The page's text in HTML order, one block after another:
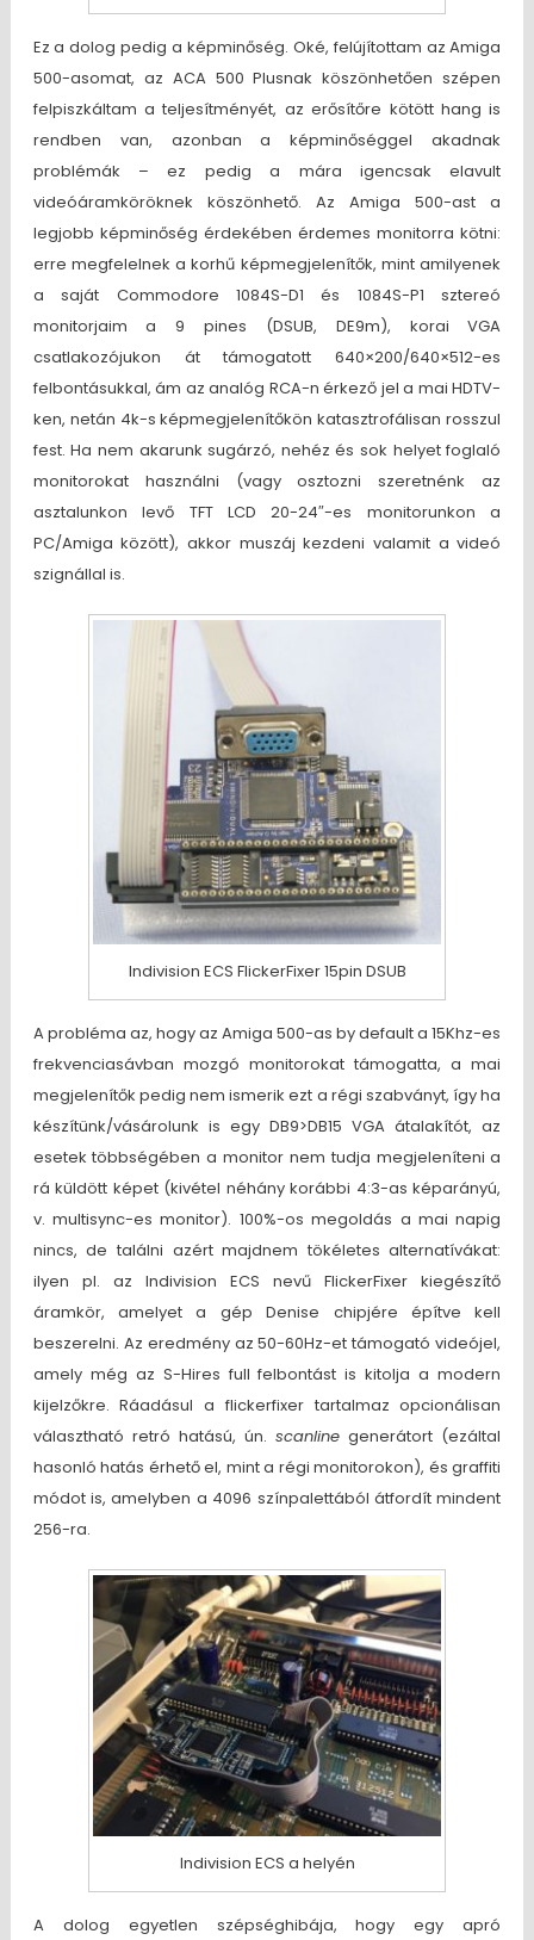
Ez a dolog pedig a képminőség. Oké, felújítottam az Amiga
500-asomat, az ACA 500 Plusnak köszönhetően szépen
felpiszkáltam a teljesítményét, az erősítőre kötött hang is
rendben van, azonban a képminőséggel akadnak
problémák – ez pedig a mára igencsak elavult
videóáramköröknek köszönhető. Az Amiga 500-ast a
legjobb képminőség érdekében érdemes monitorra kötni:
erre megfelelnek a korhű képmegjelenítők, mint amilyenek
a saját Commodore 1084S-D1 és 1084S-P1 sztereó
monitorjaim a 9 pines (DSUB, DE9m), korai VGA
csatlakozójukon át támogatott 640×200/640×512-es
felbontásukkal, ám az analóg RCA-n érkező jel a mai HDTV-
ken, netán 4k-s képmegjelenítőkön katasztrofálisan rosszul
fest. Ha nem akarunk sugárzó, nehéz és sok helyet foglaló
monitorokat használni (vagy osztozni szeretnénk az
asztalunkon levő TFT LCD 20-24″-es monitorunkon a
PC/Amiga között), akkor muszáj kezdeni valamit a videó
szignállal is.
Indivision ECS FlickerFixer 15pin DSUB
A probléma az, hogy az Amiga 500-as by default a 15Khz-es
frekvenciasávban mozgó monitorokat támogatta, a mai
megjelenítők pedig nem ismerik ezt a régi szabványt, így ha
készítünk/vásárolunk is egy DB9>DB15 VGA átalakítót, az
esetek többségében a monitor nem tudja megjeleníteni a
rá küldött képet (kivétel néhány korábbi 4:3-as képarányú,
v. multisync-es monitor). 100%-os megoldás a mai napig
nincs, de találni azért majdnem tökéletes alternatívákat:
ilyen pl. az Indivision ECS nevű FlickerFixer kiegészítő
áramkör, amelyet a gép Denise chipjére építve kell
beszerelni. Az eredmény az 50-60Hz-et támogató videójel,
amely még az S-Hires full felbontást is kitolja a modern
kijelzőkre. Ráadásul a flickerfixer tartalmaz opcionálisan
választható retró hatású, ún.scanline generátort (ezáltal
hasonló hatás érhető el, mint a régi monitorokon), és graffiti
módot is, amelyben a 4096 színpalettából átfordít mindent
256-ra.
Indivision ECS a helyén
A dolog egyetlen szépséghibája, hogy egy apró